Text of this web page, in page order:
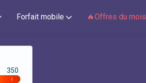
Forfait mobile 🔥Offres du mois
|
350